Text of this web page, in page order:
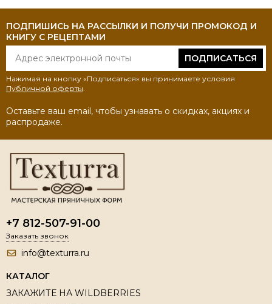
ПОДПИШИСЬ НА РАССЫЛКИ И ПОЛУЧИ ПРОМОКОД И
КНИГУ С РЕЦЕПТАМИ
ПОДПИСАТЬСЯ
Нажимая на кнопку «Подписаться» вы принимаете условия
Публичной оферты
Оставьте ваш email, чтобы узнавать о скидках, акциях и
распродаже.
+7 812-507-91-00
Заказать звонок
info@texturra.ru
КАТАЛОГ
ЗАКАЖИТЕ НА WILDBERRIES